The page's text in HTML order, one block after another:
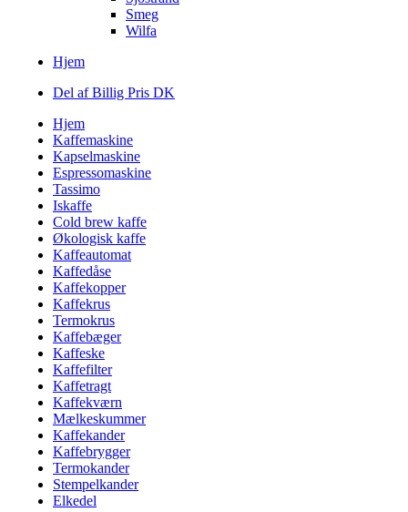
Smeg
Wilfa
Hjem
Del af Billig Pris DK
Hjem
Kaffemaskine
Kapselmaskine
Espressomaskine
Tassimo
Iskaffe
Cold brew kaffe
Økologisk kaffe
Kaffeautomat
Kaffedåse
Kaffekopper
Kaffekrus
Termokrus
Kaffebæger
Kaffeske
Kaffefilter
Kaffetragt
Kaffekværn
Mælkeskummer
Kaffekander
Kaffebrygger
Termokander
Stempelkander
Elkedel